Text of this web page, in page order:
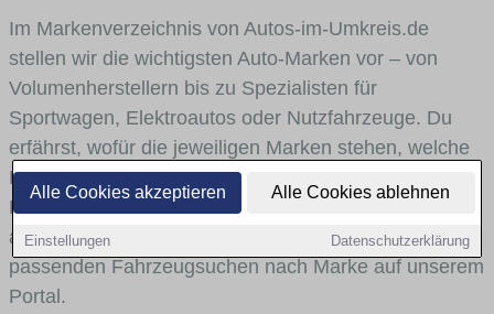
Alle Cookies akzeptieren Alle Cookies ablehnen
Einstellungen Datenschutzerklärung
Im Markenverzeichnis von Autos-im-Umkreis.de
stellen wir die wichtigsten Auto-Marken vor – von
Volumenherstellern bis zu Spezialisten für
Sportwagen, Elektroautos oder Nutzfahrzeuge. Du
erfährst, wofür die jeweiligen Marken stehen, welche
Fahrzeugklassen sie abdecken und wie sich die
Modellwelten unterscheiden. Von den Markenportraits
aus gelangst du mit internen Links bequem zu den
passenden Fahrzeugsuchen nach Marke auf unserem
Portal.